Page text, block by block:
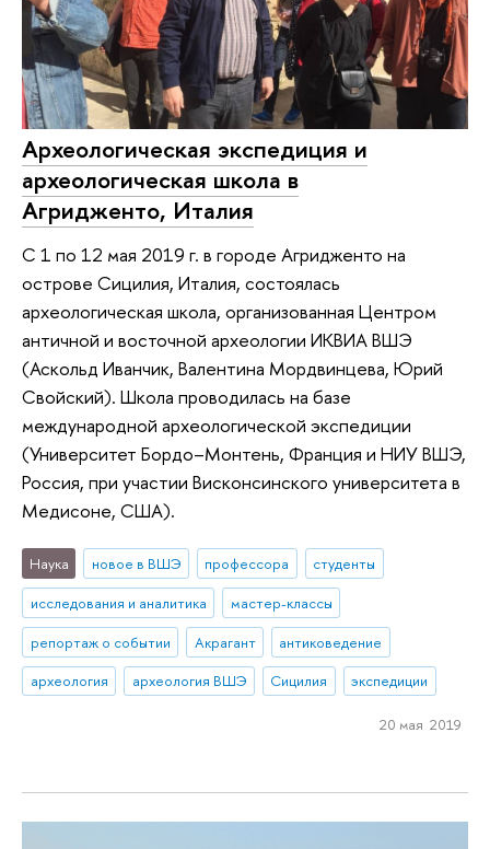
Археологическая экспедиция и
археологическая школа в
Агридженто, Италия
С 1 по 12 мая 2019 г. в городе Агридженто на
острове Сицилия, Италия, состоялась
археологическая школа, организованная Центром
античной и восточной археологии ИКВИА ВШЭ
(Аскольд Иванчик, Валентина Мордвинцева, Юрий
Свойский). Школа проводилась на базе
международной археологической экспедиции
(Университет Бордо–Монтень, Франция и НИУ ВШЭ,
Россия, при участии Висконсинского университета в
Медисоне, США).
Наука новое в ВШЭ профессора
студенты
исследования и аналитика
мастер-классы
репортаж о событии
Акрагант
антиковедение
археология
археология ВШЭ Сицилия экспедиции
20 мая 2019